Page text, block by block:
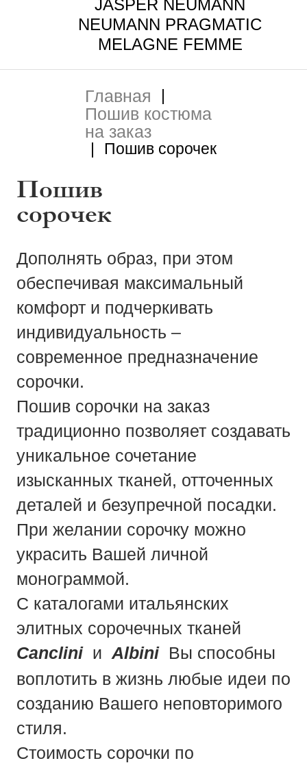
JASPER NEUMANN
NEUMANN PRAGMATIC
MELAGNE FEMME
Melagne Femme
Смокинги
Для солидных
мужчин
Все коллекции
Стоимость
изготовления
Подарочный
сертификат
клиентам
предложения
Смокинг
Верхняя одежда
Трикотаж
Рубашки
Женская одежда
SALE
Главная |
Пошив костюма
на заказ
| Пошив сорочек
Пошив
сорочек
Дополнять образ, при этом
обеспечивая максимальный
комфорт и подчеркивать
индивидуальность –
современное предназначение
сорочки.
Пошив сорочки на заказ
традиционно позволяет создавать
уникальное сочетание
изысканных тканей, отточенных
деталей и безупречной посадки.
При желании сорочку можно
украсить Вашей личной
монограммой.
С каталогами итальянских
элитных сорочечных тканей
Cancliniи AlbiniВы способны
воплотить в жизнь любые идеи по
созданию Вашего неповторимого
стиля.
Стоимость сорочки по